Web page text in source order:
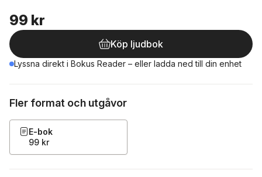
99 kr
Köp ljudbok
Lyssna direkt i Bokus Reader – eller ladda ned till din enhet
Fler format och utgåvor
E-bok
99 kr